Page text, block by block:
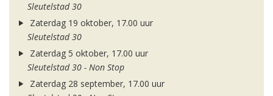
Sleutelstad 30
Zaterdag 19 oktober, 17.00 uur
Sleutelstad 30
Zaterdag 5 oktober, 17.00 uur
Sleutelstad 30 - Non Stop
Zaterdag 28 september, 17.00 uur